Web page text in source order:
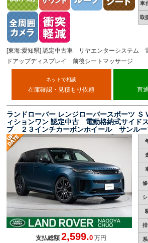
車
取
[東海:愛知県] 認定中古車 リヤエンターシステム
ドアップディスプレイ 前後シートマッサージ
ネットで相談
在庫確認・見積もり依頼 直
ランドローバー レンジローバースポーツ Ｓ
ィションワン 認定中古 電動格納式サイド
プ ２３インチカーボンホイール サンル
ヘッドアップディスプレイ ＭＥＲＩＤＩ
グネチャーサウンド シートマッサージ ア
エントライト デジタルルームミラー
支払総額2,599.0 万円